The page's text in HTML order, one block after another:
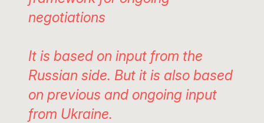
negotiations
It is based on input from the
Russian side. But it is also based
on previous and ongoing input
from Ukraine.